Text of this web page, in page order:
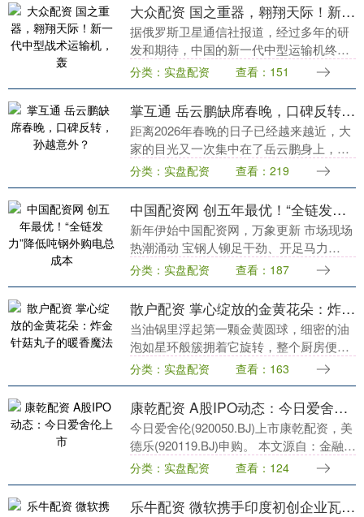
大众配资 国之重器，翱翔天际！新一代中型战术运输机，轰
据俄罗斯卫星通信社报道，经过多年的研
发和期待，中国的新一代中型运输机终于
问世。这款新型运输机被称为新中运，预
计其最大载重为30吨左右，能够取代现有
的运-8和运-....
分类：实盘配资 查看：151
掌互通 岳云鹏缺席春晚，口碑反转，孙越意外？
距离2026年春晚的日子已经越来越近，大
家的目光又一次集中在了岳云鹏身上，开
始猜测他会不会再次登台。可这一次，岳
云鹏在大连的演出中直接给出了答案——
不去了。他的....
分类：实盘配资 查看：219
中国配资网 创五年最优！“全链发力”降低吨钢外购电总成本
新年伊始中国配资网，万象更新 市场现场
热潮涌动 宝钢人铆足干劲、开足马力
以“起步即冲刺、开局即决战”的奋进姿态
抢时间、抓进度、拼效率 确保2026“开门
红”....
分类：实盘配资 查看：187
散户配资 掌心绽放的金黄花朵：炸金针菇丸子的暖香魔法
当油锅里浮起第一颗金黄圆球，细密的油
泡如星环般簇拥着它旋转，整个厨房便被
一种混合着焦香、菇鲜与肉脂的气息温柔
填满。那是炸金针菇丸子的香气，一种能
将平凡食材点化为....
分类：实盘配资 查看：163
康乾配资 A股IPO动态：今日爱舍伦上市
今日爱舍伦(920050.BJ)上市康乾配资，美
德乐(920119.BJ)申购。 本文源自：金融界
AI电报....
分类：实盘配资 查看：124
乐牛配资 微软携手印度初创企业瓦拉哈 采购长效碳移除额度